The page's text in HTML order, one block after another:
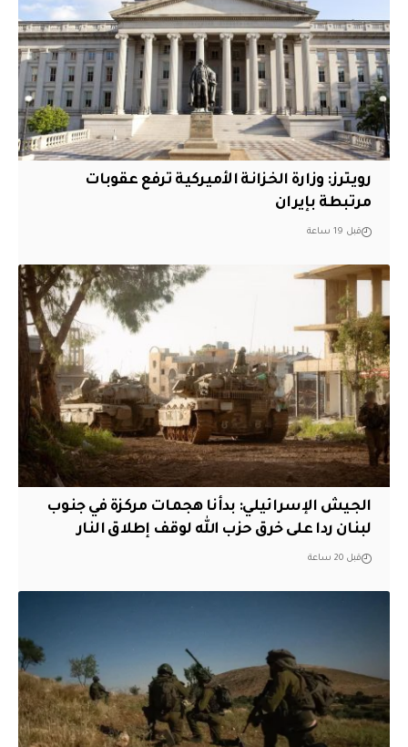
‏رويترز: وزارة الخزانة الأميركية ترفع عقوبات
مرتبطة بإيران
قبل 19 ساعة
الجيش الإسرائيلي: بدأنا هجمات مركزة في جنوب
لبنان ردا على خرق حزب الله لوقف إطلاق النار
قبل 20 ساعة